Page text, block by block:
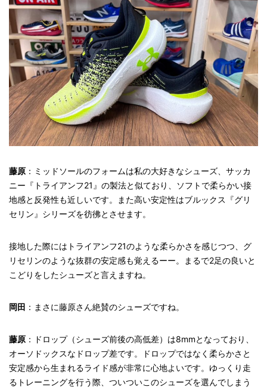
藤原 ：ミッドソールのフォームは私の大好きなシューズ、サッカ
ニー『トライアンフ21』の製法と似ており、ソフトで柔らかい接
地感と反発性も近しいです。また高い安定性はブルックス『グリ
セリン』シリーズを彷彿とさせます。
接地した際にはトライアンフ21のような柔らかさを感じつつ、グ
リセリンのような抜群の安定感も覚えるーー。まるで2足の良いと
こどりをしたシューズと言えますね。
岡田 ：まさに藤原さん絶賛のシューズですね。
藤原 ：ドロップ（シューズ前後の高低差）は8mmとなっており、
オーソドックスなドロップ差です。ドロップではなく柔らかさと
安定感から生まれるライド感が非常に心地よいです。ゆっくり走
るトレーニングを行う際、ついついこのシューズを選んでしまう